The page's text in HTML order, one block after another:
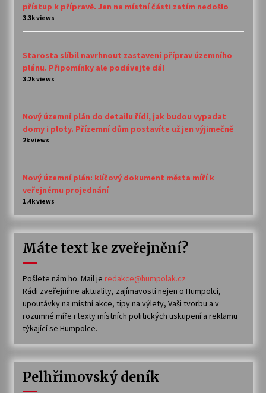
přístup k přípravě. Jen na místní části zatím nedošlo
3.3k views
Starosta slíbil navrhnout zastavení příprav územního
plánu. Připomínky ale podávejte dál
3.2k views
Nový územní plán do detailu řídí, jak budou vypadat
domy i ploty. Přízemní dům postavíte už jen výjimečně
2k views
Nový územní plán: klíčový dokument města míří k
veřejnému projednání
1.4k views
Máte text ke zveřejnění?
Pošlete nám ho. Mail je redakce@humpolak.cz
Rádi zveřejníme aktuality, zajímavosti nejen o Humpolci,
upoutávky na místní akce, tipy na výlety, Vaši tvorbu a v
rozumné míře i texty místních politických uskupení a reklamu
týkající se Humpolce.
Pelhřimovský deník